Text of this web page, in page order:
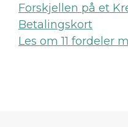
Forskjellen på et
Betalingskort
Les om 11 fordeler